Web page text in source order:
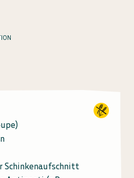
Schinkenaufschnitt